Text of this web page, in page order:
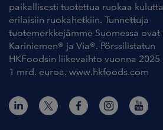
paikallisesti tuotettua ruokaa
erilaisiin ruokahetkiin. Tunnettuja
tuotemerkkejämme Suomessa ovat
Kariniemen® ja Via®. Pörssilistatun
HKFoodsin liikevaihto vuonna 2025
1 mrd. euroa. www.hkfoods.com